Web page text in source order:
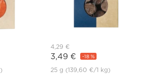
4,29 €
3,49 € -18 %
25 g (139,60 €/1 kg)